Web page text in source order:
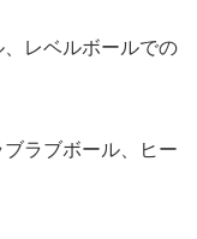
レベルボールでの
ラブボール、ヒー